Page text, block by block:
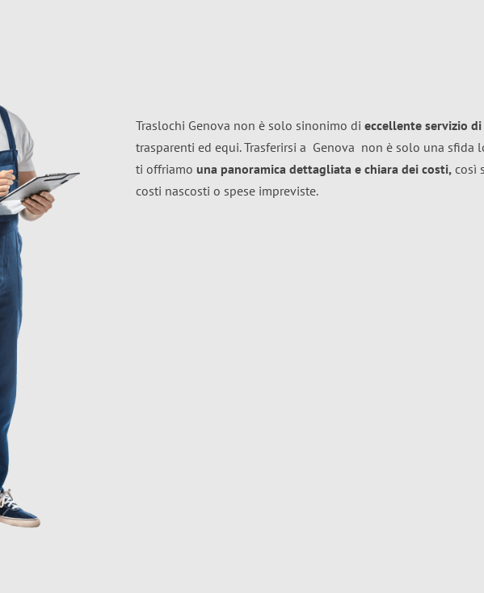
Traslochi Genova non è solo sinonimo di eccellente servizio
trasparenti ed equi. Trasferirsi a Genova non è solo una sfida
ti offriamo una panoramica dettagliata e chiara dei costi, così
costi nascosti o spese impreviste.